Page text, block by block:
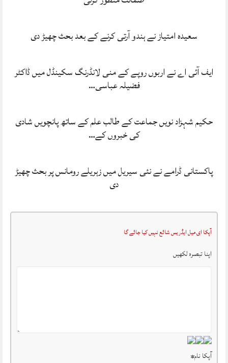
سعیدہ امتیاز نے ہندو آرتی کرنے کے بعد بحث چھیڑ دی
ایف آئی اے نے اربوں روپے کے منی لانڈرنگ سکینڈل میں ڈاکٹر
فضیلہ عباسی…
حکیم شہزاد نویں جماعت کے طالب علم کے ساتھ پانچویں شادی
کی خبروں کے…
پاکستانی ڈرامے نے نئی سیریل میں زہریلے رومانس پر بحث چھیڑ
دی
آپکا ای میل ایڈریس شائع نہیں کیا جائے گا
اپنا تبصرہ لکھیں
آپکا نام*